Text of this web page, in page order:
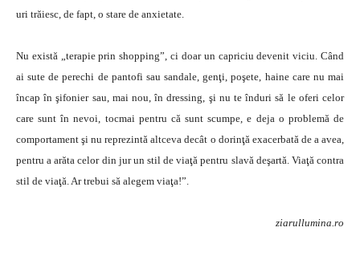
uri trăiesc, de fapt, o stare de anxietate.
Nu există „terapie prin shopping”, ci doar un capriciu devenit viciu. Când
ai sute de perechi de pantofi sau sandale, genţi, poşete, haine care nu mai
încap în şifonier sau, mai nou, în dressing, şi nu te înduri să le oferi celor
care sunt în nevoi, tocmai pentru că sunt scumpe, e deja o problemă de
comportament şi nu reprezintă altceva decât o dorinţă exacerbată de a avea,
pentru a arăta celor din jur un stil de viaţă pentru slavă deşartă. Viaţă contra
stil de viaţă. Ar trebui să alegem viaţa!”.
ziarullumina.ro